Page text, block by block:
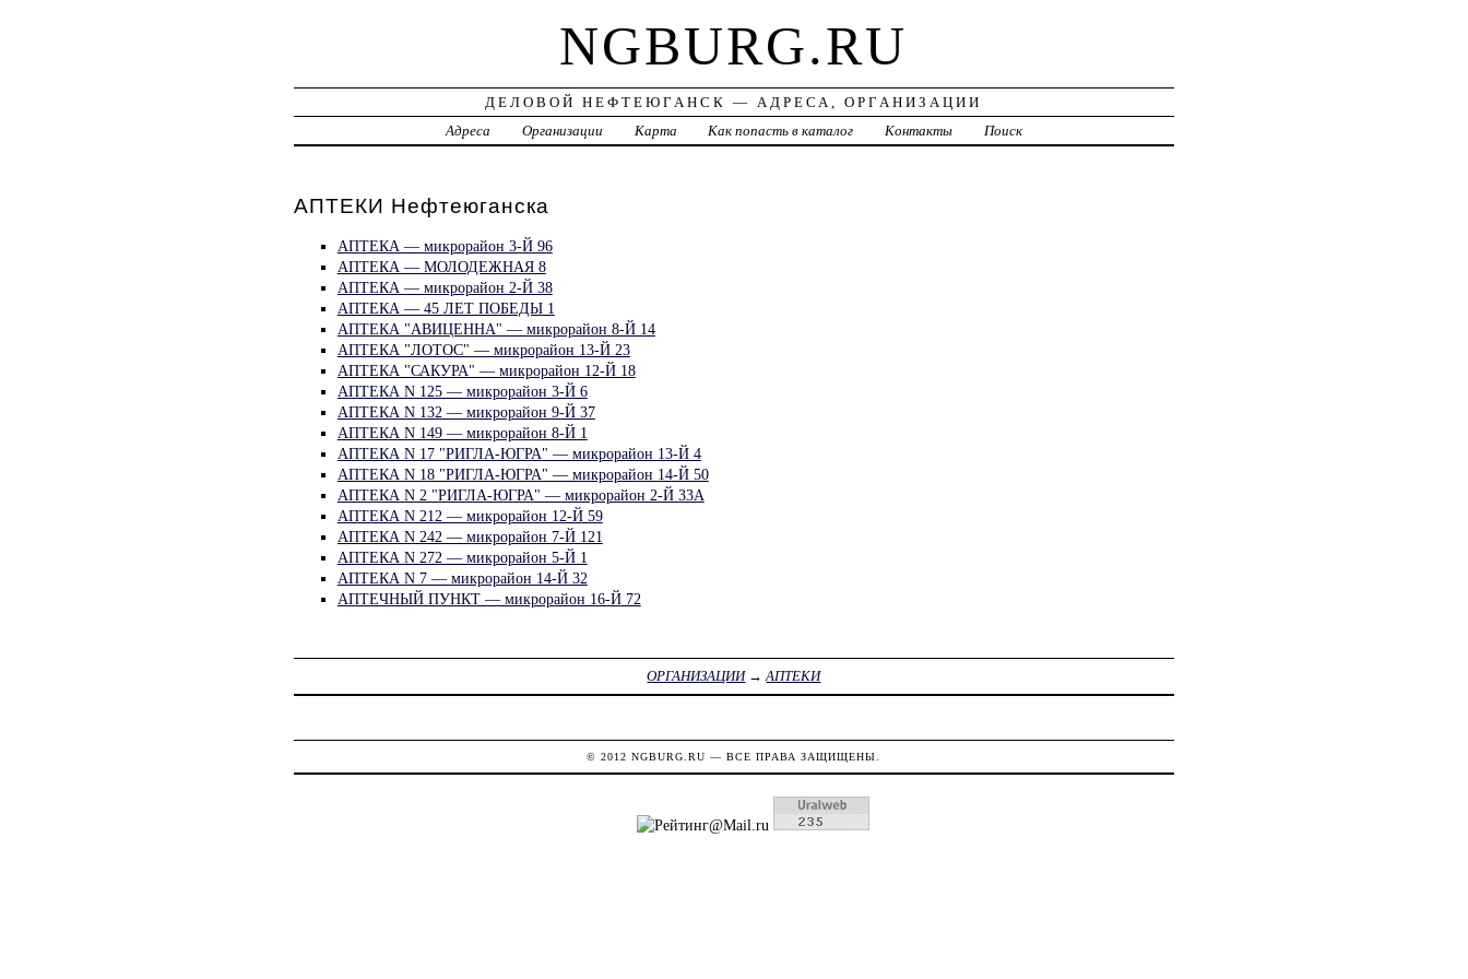
NGBURG.RU
ДЕЛОВОЙ НЕФТЕЮГАНСК — АДРЕСА, ОРГАНИЗАЦИИ
Адреса
Организации Карта Как попасть в каталог Контакты Поиск
АПТЕКИ Нефтеюганска
АПТЕКА — микрорайон 3-Й 96
АПТЕКА — МОЛОДЕЖНАЯ 8
АПТЕКА — микрорайон 2-Й 38
АПТЕКА — 45 ЛЕТ ПОБЕДЫ 1
АПТЕКА "АВИЦЕННА" — микрорайон 8-Й 14
АПТЕКА "ЛОТОС" — микрорайон 13-Й 23
АПТЕКА "САКУРА" — микрорайон 12-Й 18
АПТЕКА N 125 — микрорайон 3-Й 6
АПТЕКА N 132 — микрорайон 9-Й 37
АПТЕКА N 149 — микрорайон 8-Й 1
АПТЕКА N 17 "РИГЛА-ЮГРА" — микрорайон 13-Й 4
АПТЕКА N 18 "РИГЛА-ЮГРА" — микрорайон 14-Й 50
АПТЕКА N 2 "РИГЛА-ЮГРА" — микрорайон 2-Й 33А
АПТЕКА N 212 — микрорайон 12-Й 59
АПТЕКА N 242 — микрорайон 7-Й 121
АПТЕКА N 272 — микрорайон 5-Й 1
АПТЕКА N 7 — микрорайон 14-Й 32
АПТЕЧНЫЙ ПУНКТ — микрорайон 16-Й 72
ОРГАНИЗАЦИИ→АПТЕКИ
© 2012NGBURG.RU — ВСЕ ПРАВА ЗАЩИЩЕНЫ.